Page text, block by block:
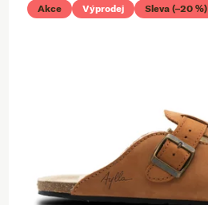
Akce Výprodej Sleva (–20 %)